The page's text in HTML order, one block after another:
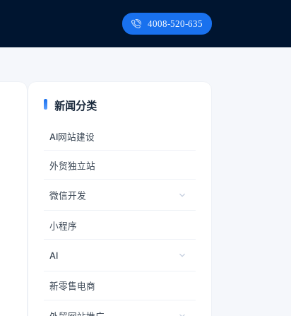
4008-520-635
新闻分类
AI网站建设
外贸独立站
微信开发
小程序
AI
新零售电商